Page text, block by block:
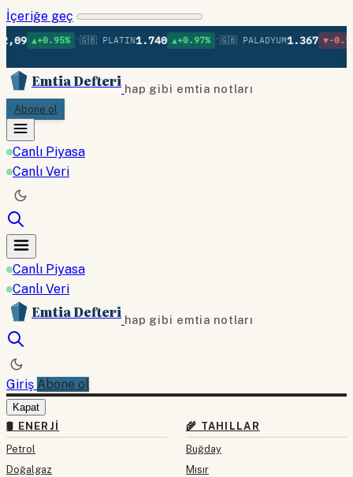
İçeriğe geç
• 🇬🇧 PLATIN1.740 ▲+0.97% • 🇬🇧 PALADYUM1.367 ▼-0.12% • 🇬🇧
Emtia Defteri hap gibi emtia notları
Abone ol
Canlı Piyasa
Canlı Veri
Canlı Piyasa
Canlı Veri
Emtia Defteri hap gibi emtia notları
Giriş Abone ol
Kapat
🛢 ENERJI
Petrol
Doğalgaz
🌾 TAHILLAR
Buğday
Mısır